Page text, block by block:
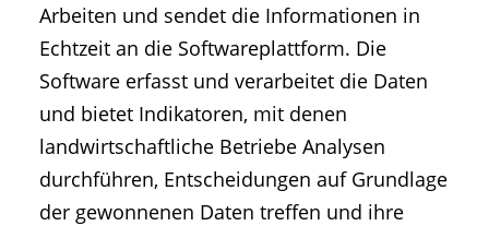
Arbeiten und sendet die Informationen in
Echtzeit an die Softwareplattform. Die
Software erfasst und verarbeitet die Daten
und bietet Indikatoren, mit denen
landwirtschaftliche Betriebe Analysen
durchführen, Entscheidungen auf Grundlage
der gewonnenen Daten treffen und ihre